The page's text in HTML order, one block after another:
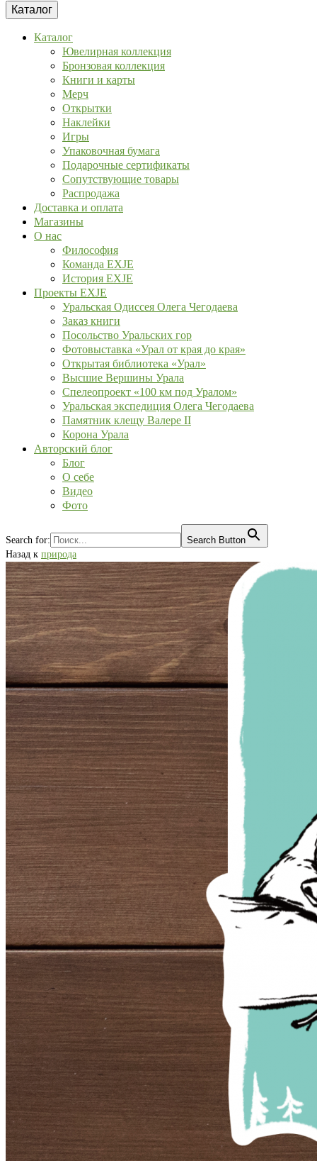
Каталог
Каталог
Ювелирная коллекция
Бронзовая коллекция
Книги и карты
Мерч
Открытки
Наклейки
Игры
Упаковочная бумага
Подарочные сертификаты
Сопутствующие товары
Распродажа
Доставка и оплата
Магазины
О нас
Философия
Команда EXJE
История EXJE
Проекты EXJE
Уральская Одиссея Олега Чегодаева
Заказ книги
Посольство Уральских гор
Фотовыставка «Урал от края до края»
Открытая библиотека «Урал»
Высшие Вершины Урала
Спелеопроект «100 км под Уралом»
Уральская экспедиция Олега Чегодаева
Памятник клещу Валере II
Корона Урала
Авторский блог
Блог
О себе
Видео
Фото
Search for:
Search Button
Назад к природа